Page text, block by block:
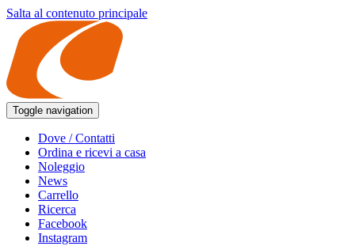
Salta al contenuto principale
Toggle navigation
Dove / Contatti
Ordina e ricevi a casa
Noleggio
News
Carrello
Ricerca
Facebook
Instagram